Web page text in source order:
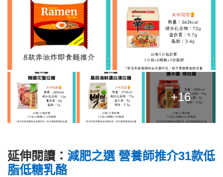
+16
延伸閱讀： 減肥之選 營養師推介31款低
脂低糖乳酪